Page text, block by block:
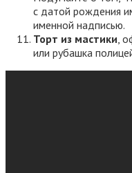
с датой рождения
именной надписью.
Торт из мастики ,
или рубашка